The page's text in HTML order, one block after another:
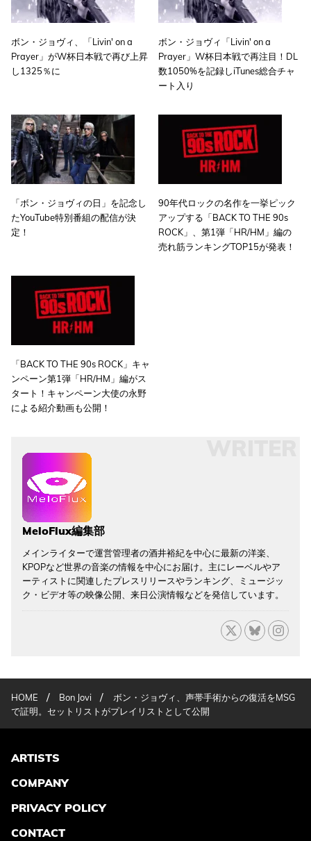
ボン・ジョヴィ、「Livin' on a
Prayer」がW杯日本戦で再び上昇
し1325％に
ボン・ジョヴィ「Livin' on a
Prayer」W杯日本戦で再注目！DL
数1050%を記録しiTunes総合チャ
ート入り
「ボン・ジョヴィの日」を記念し
たYouTube特別番組の配信が決
定！
90年代ロックの名作を一挙ピック
アップする「BACK TO THE 90s
ROCK」、第1弾「HR/HM」編の
売れ筋ランキングTOP15が発表！
「BACK TO THE 90s ROCK」キャ
ンペーン第1弾「HR/HM」編がス
タート！キャンペーン大使の永野
による紹介動画も公開！
MeloFlux編集部
メインライターで運営管理者の酒井裕紀を中心に最新の洋楽、
KPOPなど世界の音楽の情報を中心にお届け。主にレーベルやア
ーティストに関連したプレスリリースやランキング、ミュージッ
ク・ビデオ等の映像公開、来日公演情報などを発信しています。
HOME / Bon Jovi /
ボン・ジョヴィ、声帯手術からの復活をMSG
で証明。セットリストがプレイリストとして公開
ARTISTS
COMPANY
PRIVACY POLICY
CONTACT